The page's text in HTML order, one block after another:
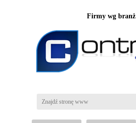
Firmy wg branż